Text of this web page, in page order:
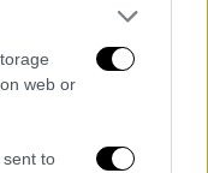
web or
to
την
(1-1).